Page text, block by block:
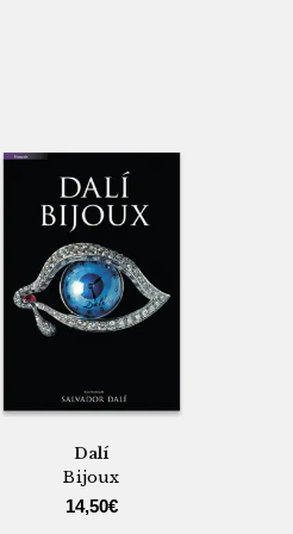
Dalí
Bijoux
14,50€